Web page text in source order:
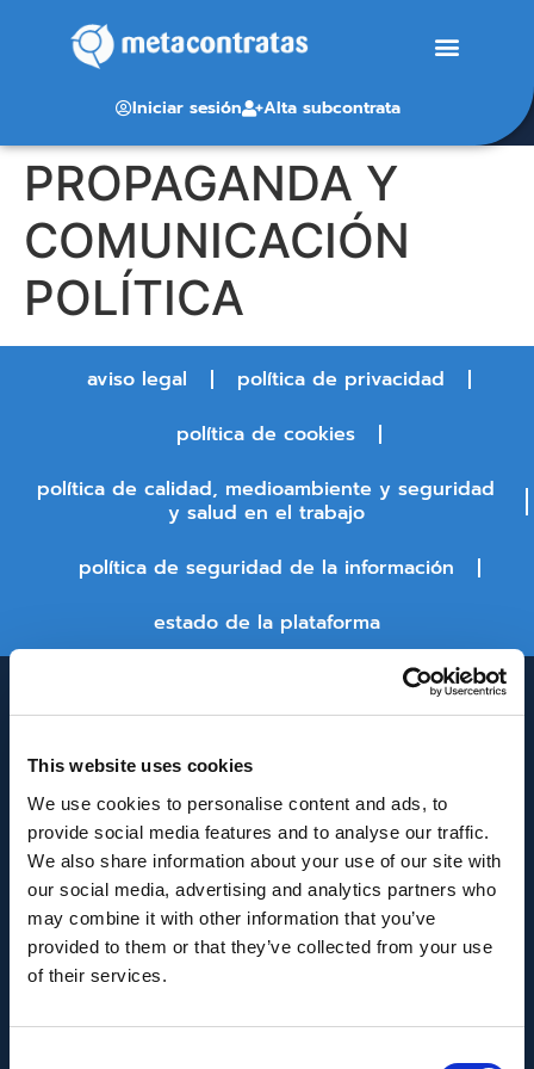
This website uses cookies
We use cookies to personalise content and ads, to
provide social media features and to analyse our traffic.
We also share information about your use of our site with
our social media, advertising and analytics partners who
may combine it with other information that you’ve
provided to them or that they’ve collected from your use
of their services.
Iniciar sesión Alta subcontrata
PROPAGANDA Y
COMUNICACIÓN
POLÍTICA
aviso legal
política de privacidad
política de cookies
política de calidad, medioambiente y seguridad
y salud en el trabajo
política de seguridad de la información
estado de la plataforma
INNOVACIÓN Y DESARROLLO DE ANDALUCÍA
IDEA
Se ha recibido un incentivo de la Agencia de
Junta de Andalucía, por un importe de